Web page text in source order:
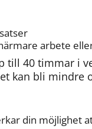
arbete
40 timmar i
kan bli mindre
din möjlighet